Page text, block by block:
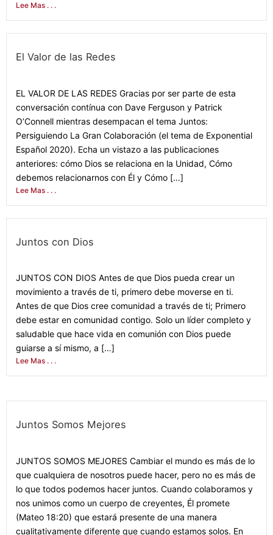
Lee Mas . . .
El Valor de las Redes
EL VALOR DE LAS REDES Gracias por ser parte de esta
conversación contínua con Dave Ferguson y Patrick
O’Connell mientras desempacan el tema Juntos:
Persiguiendo La Gran Colaboración (el tema de Exponential
Español 2020). Echa un vistazo a las publicaciones
anteriores: cómo Dios se relaciona en la Unidad, Cómo
debemos relacionarnos con Él y Cómo […]
Lee Mas . . .
Juntos con Dios
JUNTOS CON DIOS Antes de que Dios pueda crear un
movimiento a través de ti, primero debe moverse en ti.
Antes de que Dios cree comunidad a través de ti; Primero
debe estar en comunidad contigo. Solo un líder completo y
saludable que hace vida en comunión con Dios puede
guiarse a sí mismo, a […]
Lee Mas . . .
Juntos Somos Mejores
JUNTOS SOMOS MEJORES Cambiar el mundo es más de lo
que cualquiera de nosotros puede hacer, pero no es más de
lo que todos podemos hacer juntos. Cuando colaboramos y
nos unimos como un cuerpo de creyentes, Él promete
(Mateo 18:20) que estará presente de una manera
cualitativamente diferente que cuando estamos solos. En